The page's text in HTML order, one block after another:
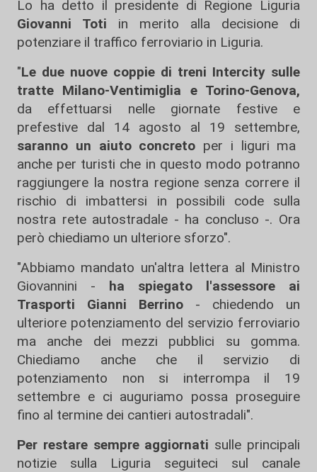
Lo ha detto il presidente di Regione Liguria
Giovanni Toti in merito alla decisione di
potenziare il traffico ferroviario in Liguria.
"Le due nuove coppie di treni Intercity sulle
tratte Milano-Ventimiglia e Torino-Genova,
da effettuarsi nelle giornate festive e
prefestive dal 14 agosto al 19 settembre,
saranno un aiuto concreto per i liguri ma
anche per turisti che in questo modo potranno
raggiungere la nostra regione senza correre il
rischio di imbattersi in possibili code sulla
nostra rete autostradale - ha concluso -. Ora
però chiediamo un ulteriore sforzo".
"Abbiamo mandato un'altra lettera al Ministro
Giovannini - ha spiegato l'assessore ai
Trasporti Gianni Berrino - chiedendo un
ulteriore potenziamento del servizio ferroviario
ma anche dei mezzi pubblici su gomma.
Chiediamo anche che il servizio di
potenziamento non si interrompa il 19
settembre e ci auguriamo possa proseguire
fino al termine dei cantieri autostradali".
Per restare sempre aggiornati sulle principali
notizie sulla Liguria seguiteci sul canale